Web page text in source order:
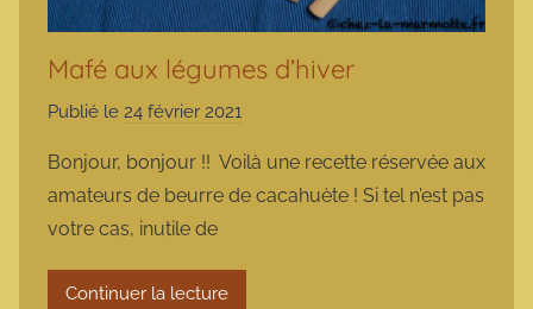
Mafé aux légumes d’hiver
Publié le 24 février 2021
r
m
r
Bonjour, bonjour !! Voilà une recette réservée aux
amateurs de beurre de cacahuète ! Si tel n’est pas
votre cas, inutile de
Continuer la lecture